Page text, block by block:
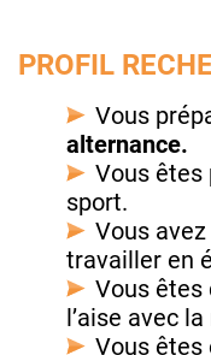
PROFIL
Vous
alternance.
Vous êtes
sport.
Vous
travailler en
Vous êtes
l’aise avec
Vous êtes